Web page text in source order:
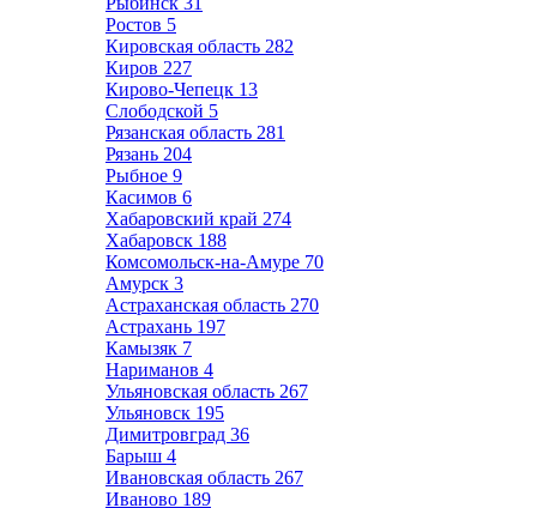
Ростов 5
Кировская область 282
Киров 227
Кирово-Чепецк 13
Слободской 5
Рязанская область 281
Рязань 204
Рыбное 9
Касимов 6
Хабаровский край 274
Хабаровск 188
Комсомольск-на-Амуре 70
Амурск 3
Астраханская область 270
Астрахань 197
Камызяк 7
Нариманов 4
Ульяновская область 267
Ульяновск 195
Димитровград 36
Барыш 4
Ивановская область 267
Иваново 189